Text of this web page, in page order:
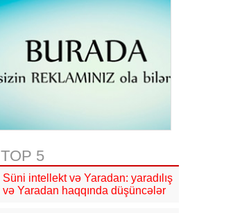
12:47
İlham Əliyevə zəng edib
12:27 Bazar günü Azərbaycanda 40
dərəcə isti olacaq
11:17 Rusiyadan Ermənistana
Azərbaycandan keçməklə 15 vaqon
buğda, 10 vaqon daş kömür
TOP 5
Süni intellekt və Yaradan: yaradılış
və Yaradan haqqında düşüncələr